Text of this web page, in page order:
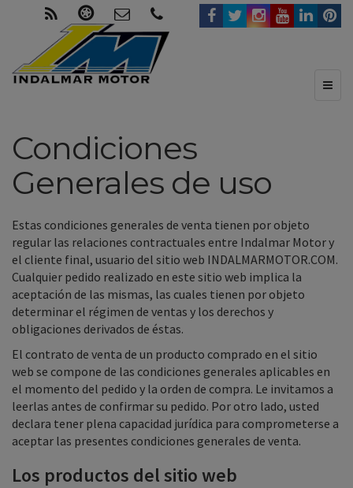
Condiciones
Generales de uso
Estas condiciones generales de venta tienen por objeto
regular las relaciones contractuales entre Indalmar Motor y
el cliente final, usuario del sitio web INDALMARMOTOR.COM.
Cualquier pedido realizado en este sitio web implica la
aceptación de las mismas, las cuales tienen por objeto
determinar el régimen de ventas y los derechos y
obligaciones derivados de éstas.
El contrato de venta de un producto comprado en el sitio
web se compone de las condiciones generales aplicables en
el momento del pedido y la orden de compra. Le invitamos a
leerlas antes de confirmar su pedido. Por otro lado, usted
declara tener plena capacidad jurídica para comprometerse a
aceptar las presentes condiciones generales de venta.
Los productos del sitio web